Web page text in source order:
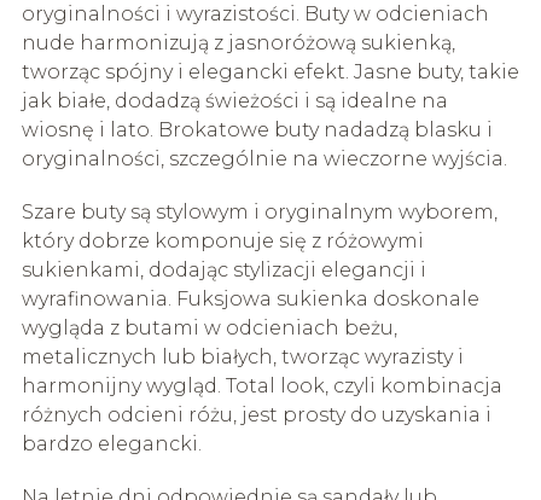
oryginalności i wyrazistości. Buty w odcieniach
nude harmonizują z jasnoróżową sukienką,
tworząc spójny i elegancki efekt. Jasne buty, takie
jak białe, dodadzą świeżości i są idealne na
wiosnę i lato. Brokatowe buty nadadzą blasku i
oryginalności, szczególnie na wieczorne wyjścia.
Szare buty są stylowym i oryginalnym wyborem,
który dobrze komponuje się z różowymi
sukienkami, dodając stylizacji elegancji i
wyrafinowania. Fuksjowa sukienka doskonale
wygląda z butami w odcieniach beżu,
metalicznych lub białych, tworząc wyrazisty i
harmonijny wygląd. Total look, czyli kombinacja
różnych odcieni różu, jest prosty do uzyskania i
bardzo elegancki.